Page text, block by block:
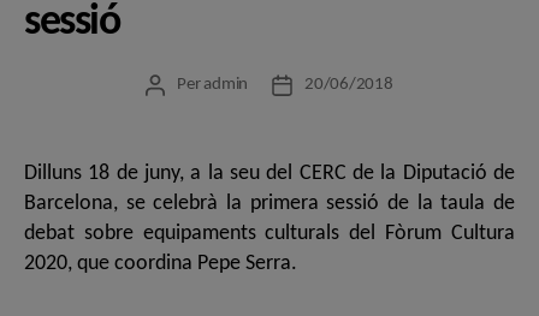
sessió
Autor
Per admin
Data20/06/2018
Dilluns 18 de juny, a la seu del CERC de la Diputació de
Barcelona, se celebrà la primera sessió de la taula de
debat sobre equipaments culturals del Fòrum Cultura
2020, que coordina Pepe Serra.